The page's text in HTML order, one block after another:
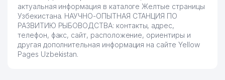
актуальная информация в каталоге Желтые страницы
Узбекистана. НАУЧНО-ОПЫТНАЯ СТАНЦИЯ ПО
РАЗВИТИЮ РЫБОВОДСТВА: контакты, адрес,
телефон, факс, сайт, расположение, ориентиры и
другая дополнительная информация на сайте Yellow
Pages Uzbekistan.